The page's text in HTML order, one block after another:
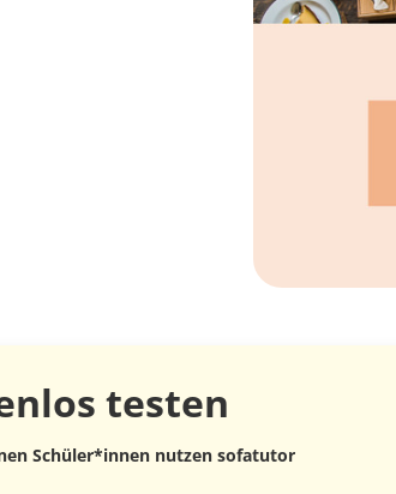
testen
Schüler*innen nutzen sofatutor